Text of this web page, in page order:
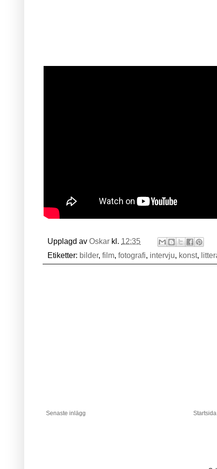
Upplagd av Oskar kl. 12:35
Etiketter: bilder, film, fotografi, intervju, konst,
Senaste inlägg Startsida